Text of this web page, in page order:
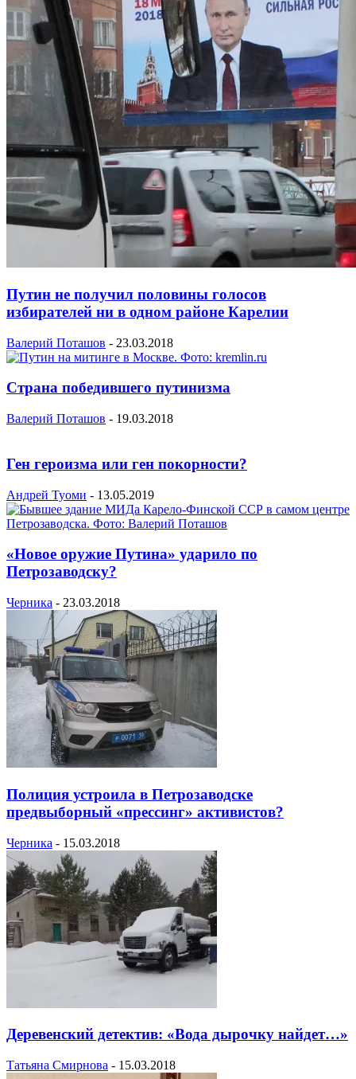
Путин не получил половины голосов
избирателей ни в одном районе Карелии
Валерий Поташов - 23.03.2018
Страна победившего путинизма
Валерий Поташов - 19.03.2018
Ген героизма или ген покорности?
Андрей Туоми - 13.05.2019
«Новое оружие Путина» ударило по
Петрозаводску?
Черника - 23.03.2018
Полиция устроила в Петрозаводске
предвыборный «прессинг» активистов?
Черника - 15.03.2018
Деревенский детектив: «Вода дырочку найдет…»
Татьяна Смирнова - 15.03.2018